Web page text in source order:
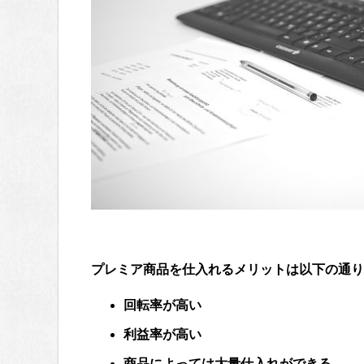
プレミア商品を仕入れるメリットは以下の通
回転率が高い
利益率が高い